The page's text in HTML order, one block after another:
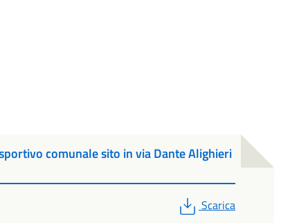
comunale sito in via Dante Alighieri
PDF
Scarica